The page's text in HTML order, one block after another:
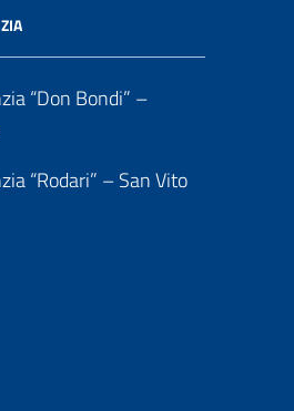
“Don Bondi” –
“Rodari” – San Vito